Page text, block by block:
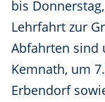
bis
Lehrfahrt zur
Abfahrten sind
Kemnath, um
Erbendorf